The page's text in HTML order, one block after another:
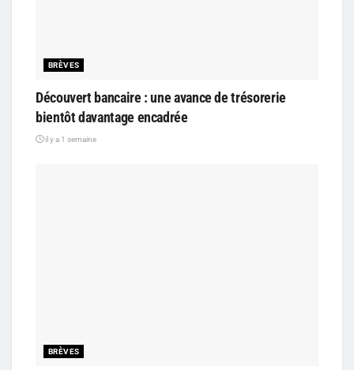
BRÈVES
Découvert bancaire : une avance de trésorerie
bientôt davantage encadrée
il y a 1 semaine
BRÈVES